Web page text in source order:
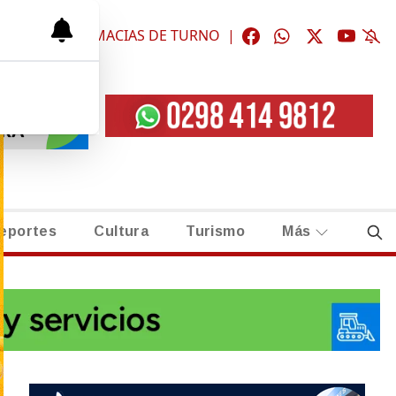
| FARMACIAS DE TURNO |
Cultura Turismo Más